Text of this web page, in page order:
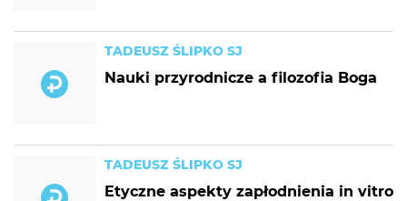
TADEUSZ ŚLIPKO SJ
Nauki przyrodnicze a filozofia Boga
TADEUSZ ŚLIPKO SJ
Etyczne aspekty zapłodnienia in vitro